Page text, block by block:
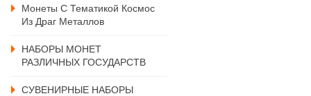
Монеты С Тематикой Космос
Из Драг Металлов
НАБОРЫ МОНЕТ
РАЗЛИЧНЫХ ГОСУДАРСТВ
СУВЕНИРНЫЕ НАБОРЫ